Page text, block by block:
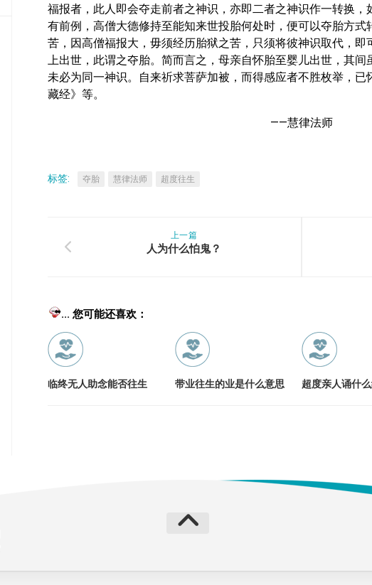
史
传
部
福报者，此人即会夺走前者之神识，亦即二者之神识作一转换
有前例，高僧大德修持至能知来世投胎何处时，便可以夺胎方
苦，因高僧福报大，毋须经历胎狱之苦，只须将彼神识取代，即
上出世，此谓之夺胎。简而言之，母亲自怀胎至婴儿出世，其间
未必为同一神识。自来祈求菩萨加被，而得感应者不胜枚举，
藏经》等。
——慧律法师
标签: 夺胎 慧律法师 超度往生
上一篇
人为什么怕鬼？
... 您可能还喜欢：
临终无人助念能否往生 带业往生的业是什么意思 超度亲人诵什